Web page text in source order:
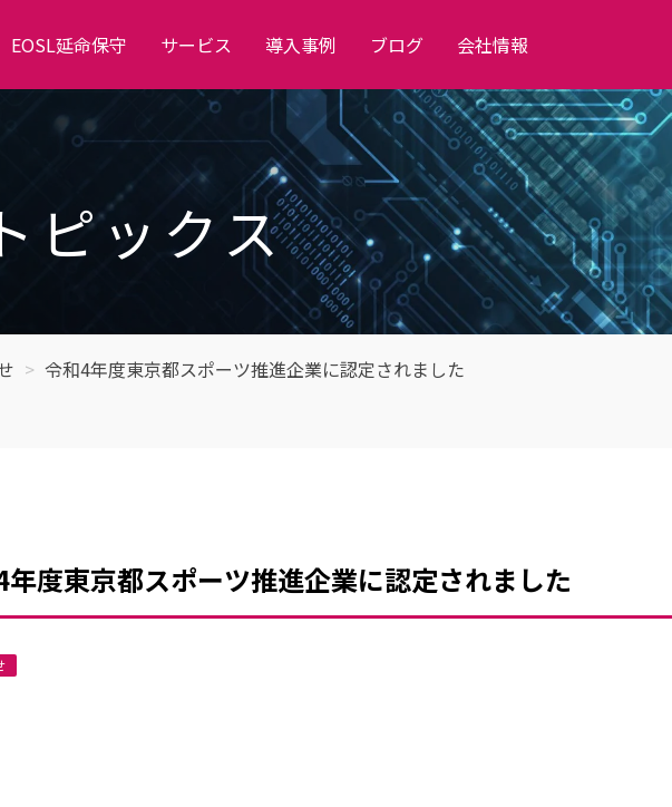
EOSL延命保守 サービス 導入事例 ブログ 会社情報
ピックス
令和4年度東京都スポーツ推進企業に認定されました
年度東京都スポーツ推進企業に認定されました